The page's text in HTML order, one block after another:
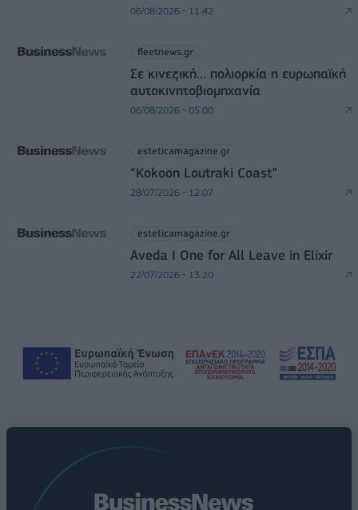
06/08/2026 - 11:42
fleetnews.gr
Σε κινεζική… πολιορκία η ευρωπαϊκή
αυτοκινητοβιομηχανία
06/08/2026 - 05:00
esteticamagazine.gr
“Kokoon Loutraki Coast”
28/07/2026 - 12:07
esteticamagazine.gr
Aveda I One for All Leave in Elixir
22/07/2026 - 13:20